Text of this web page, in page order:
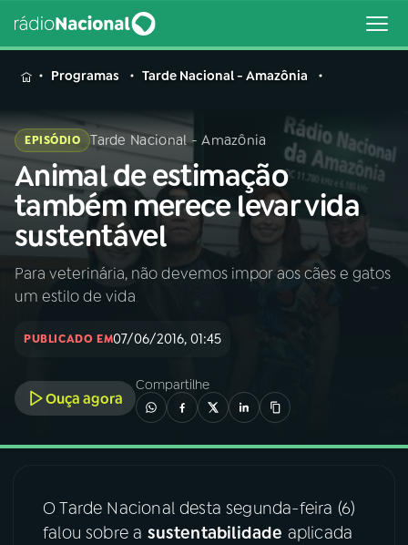
MENU
Buscar
na
Rádio
Nacional
Buscar
AO VIVO
INÍCIO
A RÁDIO
03PROGRAMAÇÃO
04PROGRAMAS
Programas Tarde Nacional - Amazônia
EPISÓDIO Tarde Nacional - Amazônia
Animal de estimação
também merece levar vida
sustentável
Para veterinária, não devemos impor aos cães e gatos
um estilo de vida
PUBLICADO EM07/06/2016, 01:45
Ouça agora
Compartilhe
O Tarde Nacional desta segunda-feira (6)
falou sobre a sustentabilidade aplicada